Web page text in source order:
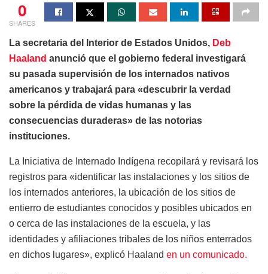
0
SHARES
La secretaria del Interior de Estados Unidos, Deb
Haaland anunció que el gobierno federal investigará
su pasada supervisión de los internados nativos
americanos y trabajará para «descubrir la verdad
sobre la pérdida de vidas humanas y las
consecuencias duraderas» de las notorias
instituciones.
La Iniciativa de Internado Indígena recopilará y revisará los
registros para «identificar las instalaciones y los sitios de
los internados anteriores, la ubicación de los sitios de
entierro de estudiantes conocidos y posibles ubicados en
o cerca de las instalaciones de la escuela, y las
identidades y afiliaciones tribales de los niños enterrados
en dichos lugares», explicó Haaland en un comunicado.